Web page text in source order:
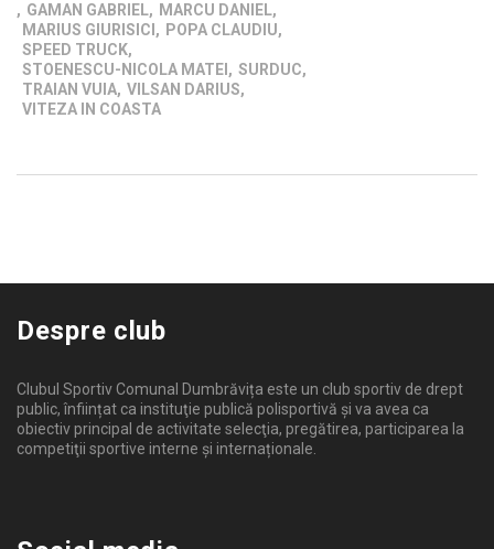
, GAMAN GABRIEL, MARCU DANIEL,
MARIUS GIURISICI , POPA CLAUDIU,
SPEED TRUCK,
STOENESCU-NICOLA MATEI , SURDUC,
TRAIAN VUIA, VILSAN DARIUS,
VITEZA IN COASTA
Despre club
Clubul Sportiv Comunal Dumbrăvița este un club sportiv de drept
public, înființat ca instituţie publică polisportivă și va avea ca
obiectiv principal de activitate selecţia, pregătirea, participarea la
competiţii sportive interne şi internaționale.